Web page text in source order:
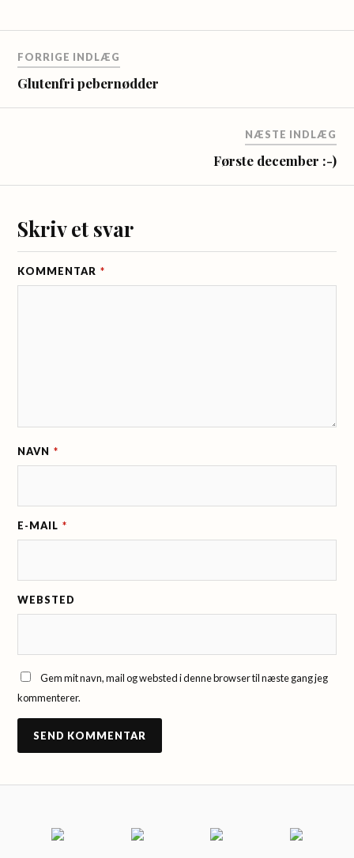
FORRIGE INDLÆG
Glutenfri pebernødder
NÆSTE INDLÆG
Første december :-)
Skriv et svar
KOMMENTAR *
NAVN *
E-MAIL *
WEBSTED
Gem mit navn, mail og websted i denne browser til næste gang jeg
kommenterer.